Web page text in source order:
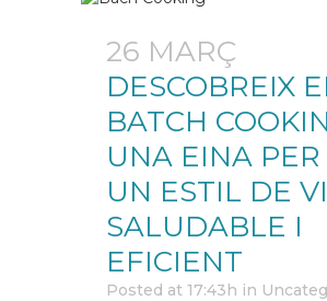
26 MARÇ
DESCOBREIX
BATCH
UNA EINA
UN ESTIL DE
SALUDABLE I
EFICIENT
Posted at 17:43h in